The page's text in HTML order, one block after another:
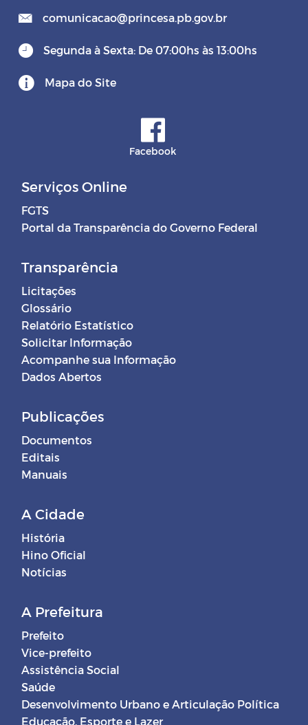
comunicacao@princesa.pb.gov.br
Segunda à Sexta: De 07:00hs às 13:00hs
Mapa do Site
Facebook
Serviços Online
FGTS
Portal da Transparência do Governo Federal
Transparência
Licitações
Glossário
Relatório Estatístico
Solicitar Informação
Acompanhe sua Informação
Dados Abertos
Publicações
Documentos
Editais
Manuais
A Cidade
História
Hino Oficial
Notícias
A Prefeitura
Prefeito
Vice-prefeito
Assistência Social
Saúde
Desenvolvimento Urbano e Articulação Política
Educação, Esporte e Lazer